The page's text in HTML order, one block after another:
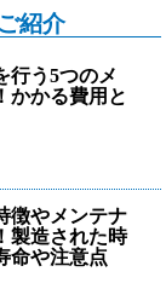
紹介
行う5つのメ
かかる費用と
徴やメンテナ
製造された時
命や注意点